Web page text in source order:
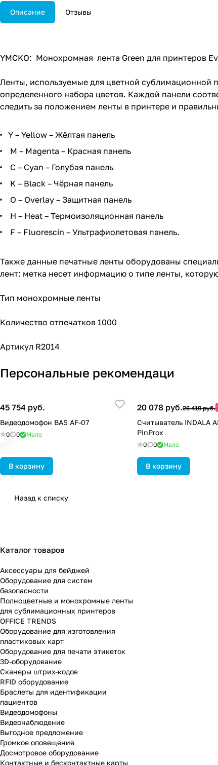
Описание Отзывы
YMCKO: Монохромная лента Green для принтеров
Ленты, используемые для цветной сублимационной
определенного набора цветов. Каждой панели
следить за положением ленты в принтере и
Y – Yellow – Жёлтая панель
M – Magenta – Красная панель
C – Cyan – Голубая панель
K – Black – Чёрная панель
O – Overlay – Защитная панель
H – Heat – Термоизоляционная панель
F – Fluorescin – Ультрафиолетовая панель.
Также данные печатные ленты оборудованы
лент: метка несет информацию о типе ленты,
Тип монохромные ленты
Количество отпечатков 1000
Артикул R2014
Персональные рекомендаци
45 754 руб.
Видеодомофон BAS AF-07
0 0 Мало
В корзину
20 078 руб.26 419 руб.
Считыватель INDALA
PinProx
0 0 Мало
В корзину
Назад к списку
Каталог товаров
Аксессуары для бейджей
Оборудование для систем
безопасности
Полноцветные и монохромные ленты
для сублимационных принтеров
OFFICE TRENDS
Оборудование для изготовления
пластиковых карт
Оборудование для печати этикеток
3D-оборудование
Cканеры штрих-кодов
RFID оборудование
Браслеты для идентификации
пациентов
Видеодомофоны
Видеонаблюдение
Выгодное предложение
Громкое оповещение
Досмотровое оборудование
Контактные и бесконтактные карты